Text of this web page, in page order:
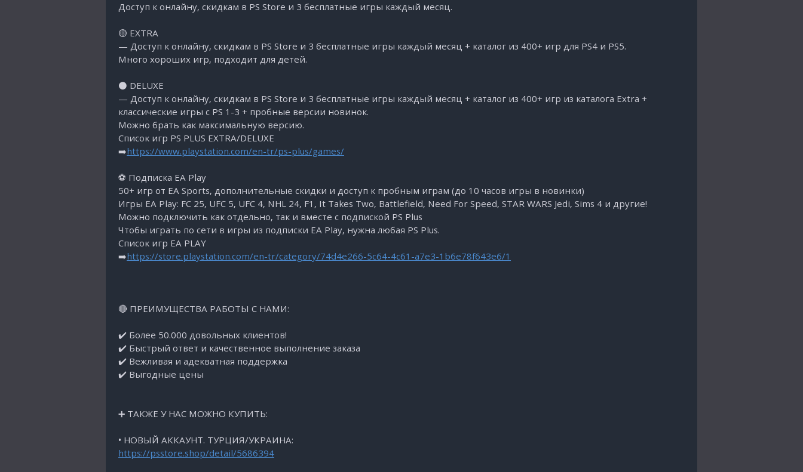
Доступ к онлайну, скидкам в PS Store и 3 бесплатные игры каждый месяц.
🟡 EXTRA
— Доступ к онлайну, скидкам в PS Store и 3 бесплатные игры каждый месяц + каталог из 400+ игр для PS4 и PS5.
Много хороших игр, подходит для детей.
⚫️ DELUXE
— Доступ к онлайну, скидкам в PS Store и 3 бесплатные игры каждый месяц + каталог из 400+ игр из каталога Extra +
классические игры с PS 1-3 + пробные версии новинок.
Можно брать как максимальную версию.
Список игр PS PLUS EXTRA/DELUXE
➡️https://www.playstation.com/en-tr/ps-plus/games/
⚽️ Подписка EA Play
50+ игр от EA Sports, дополнительные скидки и доступ к пробным играм (до 10 часов игры в новинки)
Игры EA Play: FC 25, UFC 5, UFC 4, NHL 24, F1, It Takes Two, Battlefield, Need For Speed, STAR WARS Jedi, Sims 4 и другие!
Можно подключить как отдельно, так и вместе с подпиской PS Plus
Чтобы играть по сети в игры из подписки EA Play, нужна любая PS Plus.
Список игр EA PLAY
➡️https://store.playstation.com/en-tr/category/74d4e266-5c64-4c61-a7e3-1b6e78f643e6/1
🔴 ПРЕИМУЩЕСТВА РАБОТЫ С НАМИ:
✔️ Более 50.000 довольных клиентов!
✔️ Быстрый ответ и качественное выполнение заказа
✔️ Вежливая и адекватная поддержка
✔️ Выгодные цены
➕ ТАКЖЕ У НАС МОЖНО КУПИТЬ:
• НОВЫЙ АККАУНТ. ТУРЦИЯ/УКРАИНА:
https://psstore.shop/detail/5686394